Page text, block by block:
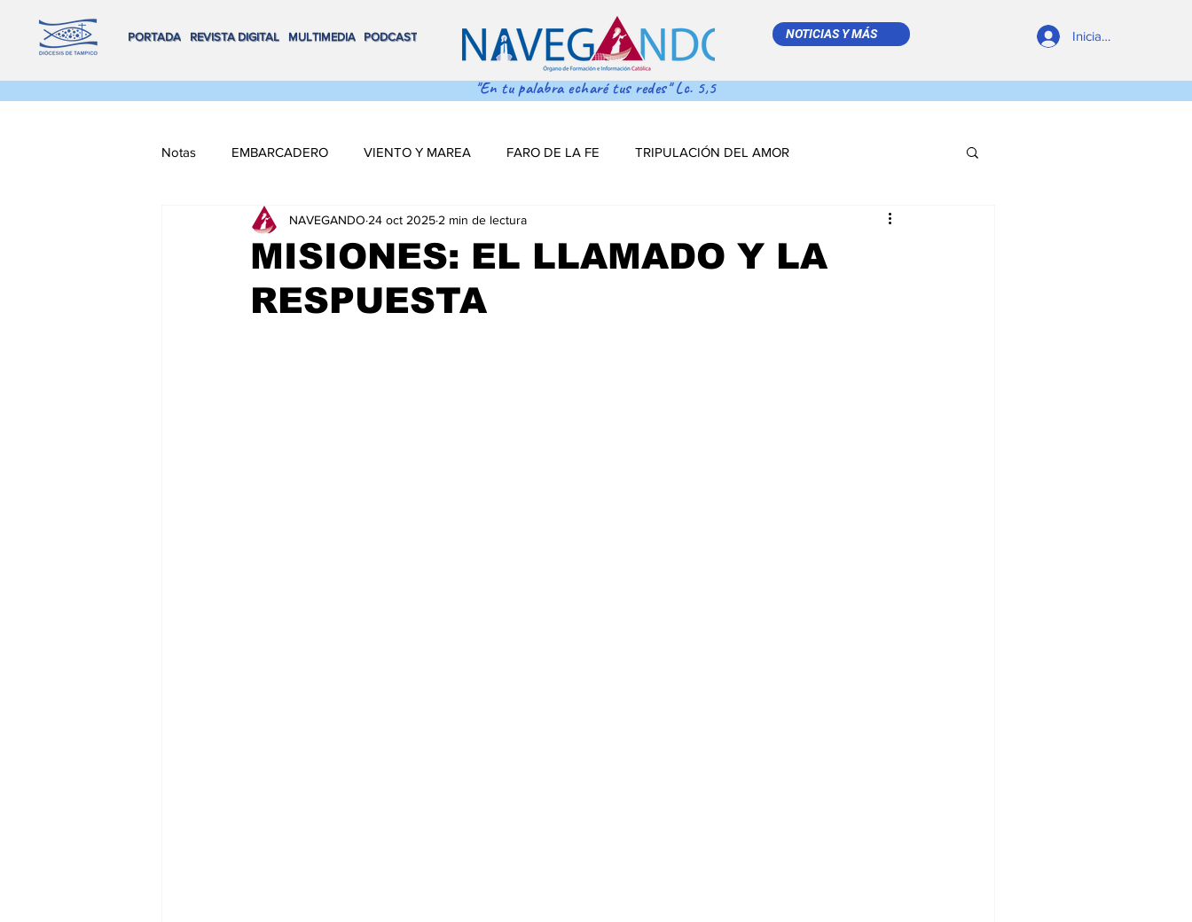
PORTADA REVISTA DIGITAL MULTIMEDIA PODCAST NOTICIAS Y MÁS Iniciar sesión
"En tu palabra echaré tus redes" Lc. 5,5
Notas EMBARCADERO VIENTO Y MAREA FARO DE LA FE TRIPULACIÓN DEL AMOR
FLOTA DE ALTAMAR REMA MAR ADENTRO SALVA VIDAS REVISTA DIGITAL
VOX POPULI COORDENADAS DE NAVEGACIÓN
MISIONES: EL LLAMADO Y LA
RESPUESTA
NAVEGANDO 24 oct 2025 2 min de lectura